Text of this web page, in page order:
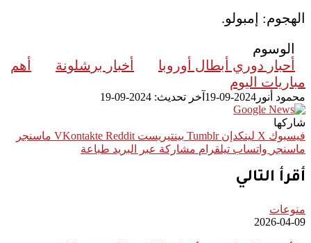
الهجوم: إمبولو.
الوسوم
أحبار دوري أبطال أوروبا
أخبار برشلونة
أهم
مباريات اليوم
محمود أنور 2024-09-19 آخر تحديث: 2024-09-19
شاركها
فيسبوك ‫X لينكدإن بينتيريست
ماسنجر
ماسنجر واتساب تيلقرام مشاركة عبر البريد طباعة
أقرأ التالي
منوعات
2026-04-09